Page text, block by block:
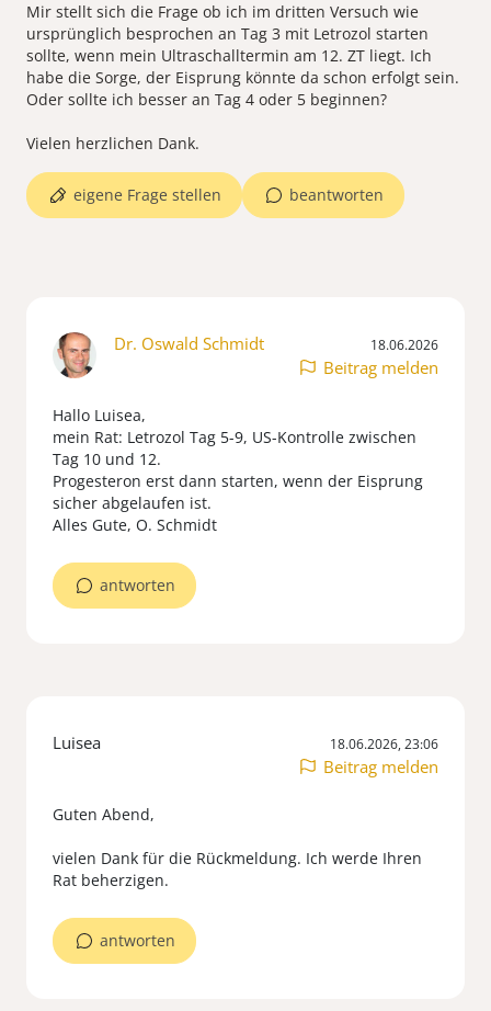
Mir stellt sich die Frage ob ich im dritten Versuch wie
ursprünglich besprochen an Tag 3 mit Letrozol starten
sollte, wenn mein Ultraschalltermin am 12. ZT liegt. Ich
habe die Sorge, der Eisprung könnte da schon erfolgt sein.
Oder sollte ich besser an Tag 4 oder 5 beginnen?
Vielen herzlichen Dank.
beantworten
eigene Frage stellen
Dr. Oswald Schmidt 18.06.2026
Beitrag melden
Hallo Luisea,
mein Rat: Letrozol Tag 5-9, US-Kontrolle zwischen
Tag 10 und 12.
Progesteron erst dann starten, wenn der Eisprung
sicher abgelaufen ist.
Alles Gute, O. Schmidt
antworten
Luisea 18.06.2026, 23:06
Beitrag melden
Guten Abend,
vielen Dank für die Rückmeldung. Ich werde Ihren
Rat beherzigen.
antworten